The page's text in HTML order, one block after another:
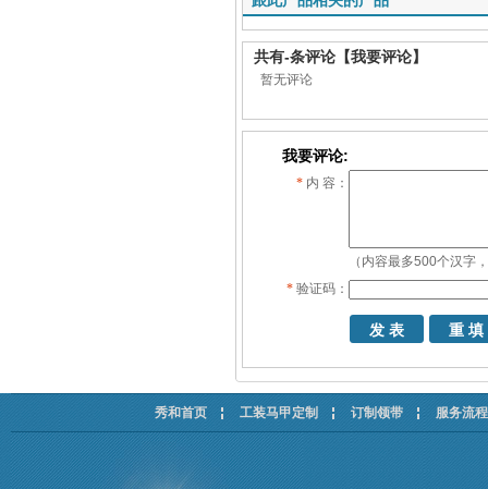
共有-条评论 【我要评论】
暂无评论
我要评论:
* 内 容：
（内容最多500个汉字
* 验证码：
秀和首页 工装马甲定制 订制领带 服务流程